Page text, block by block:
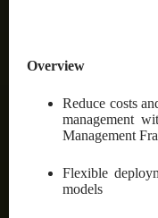
Overview
Reduce costs
management
Management
Flexible
models